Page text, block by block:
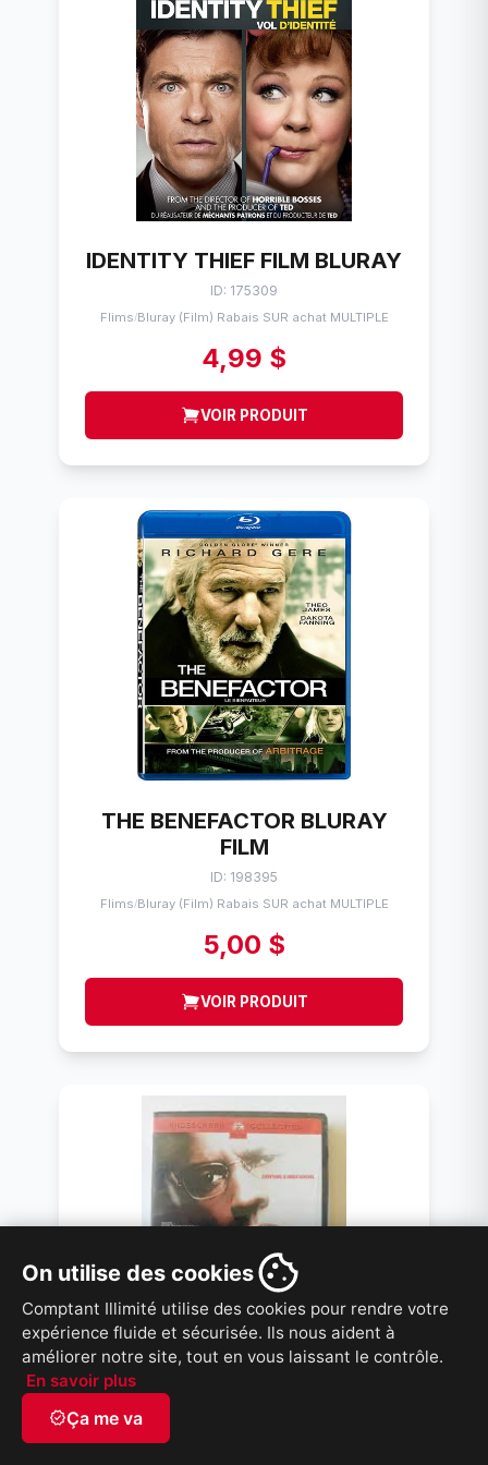
On utilise des cookies
Comptant Illimité utilise des cookies pour rendre votre
expérience fluide et sécurisée. Ils nous aident à
améliorer notre site, tout en vous laissant le contrôle.
En savoir plus
verifiedÇa me va
IDENTITY THIEF FILM BLURAY
ID: 175309
Flims/Bluray (Film) Rabais SUR achat MULTIPLE
4,99 $
VOIR PRODUIT
THE BENEFACTOR BLURAY
FILM
ID: 198395
Flims/Bluray (Film) Rabais SUR achat MULTIPLE
5,00 $
VOIR PRODUIT
CANDIDAT MANDCHOU DVD